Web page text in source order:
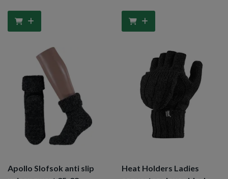
Apollo Slofsok anti slip
Heat Holders Ladies